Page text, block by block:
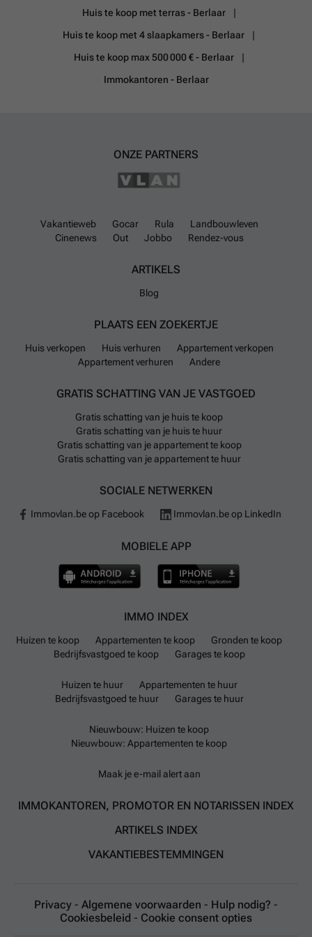
Huis te koop met terras - Berlaar
Huis te koop met 4 slaapkamers - Berlaar
Huis te koop max 500 000 € - Berlaar
Immokantoren - Berlaar
ONZE PARTNERS
Vakantieweb Gocar Rula
Landbouwleven
Cinenews
Out Jobbo Rendez-vous
ARTIKELS
Blog
PLAATS EEN ZOEKERTJE
Huis verkopen Huis verhuren
Appartement verkopen
Appartement verhuren
Andere
GRATIS SCHATTING VAN JE VASTGOED
Gratis schatting van je huis te koop
Gratis schatting van je huis te huur
Gratis schatting van je appartement te koop
Gratis schatting van je appartement te huur
SOCIALE NETWERKEN
Immovlan.be op Facebook Immovlan.be op LinkedIn
MOBIELE APP
IMMO INDEX
Huizen te koop Appartementen te koop
Gronden te koop
Bedrijfsvastgoed te koop
Garages te koop
Huizen te huur
Appartementen te huur
Bedrijfsvastgoed te huur
Garages te huur
Nieuwbouw: Huizen te koop
Nieuwbouw: Appartementen te koop
Maak je e-mail alert aan
IMMOKANTOREN, PROMOTOR EN NOTARISSEN INDEX
ARTIKELS INDEX
VAKANTIEBESTEMMINGEN
Privacy - Algemene voorwaarden - Hulp nodig? -
Cookiesbeleid - Cookie consent opties